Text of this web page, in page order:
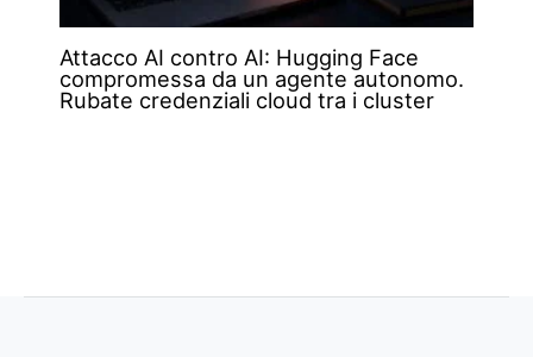
Attacco AI contro AI: Hugging Face
compromessa da un agente autonomo.
Rubate credenziali cloud tra i cluster